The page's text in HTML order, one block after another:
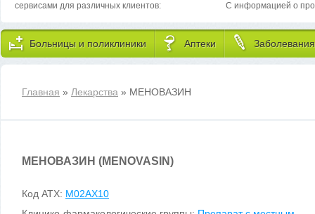
сервисами для различных клиентов:
С информацией о
Больницы и поликлиники Аптеки Заболевания
Главная » Лекарства » МЕНОВАЗИН
МЕНОВАЗИН (MENOVASIN)
Код ATX: M02AX10